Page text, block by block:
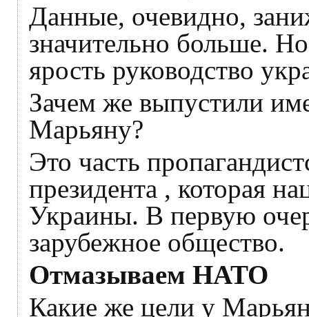
Данные, очевидно,
значительно больше.
ярость руководство
Зачем же выпустили
Марьяну?
Это часть
президента , которая
Украины. В первую
зарубежное общество.
Отмазываем НАТО
Какие же цели у